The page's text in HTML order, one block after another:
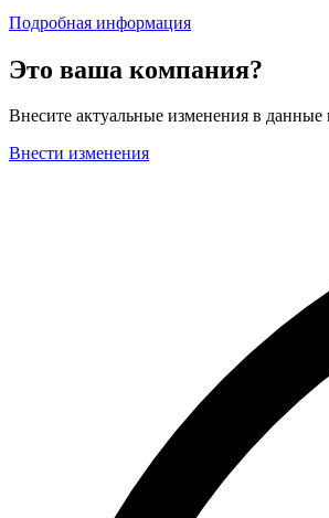
Подробная информация
Это ваша компания?
Внесите актуальные изменения в
Внести изменения